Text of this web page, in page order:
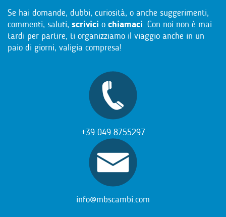
Se hai domande, dubbi, curiosità, o anche suggerimenti,
commenti, saluti, scrivici o chiamaci. Con noi non è mai
tardi per partire, ti organizziamo il viaggio anche in un
paio di giorni, valigia compresa!
+39 049 8755297
info@mbscambi.com